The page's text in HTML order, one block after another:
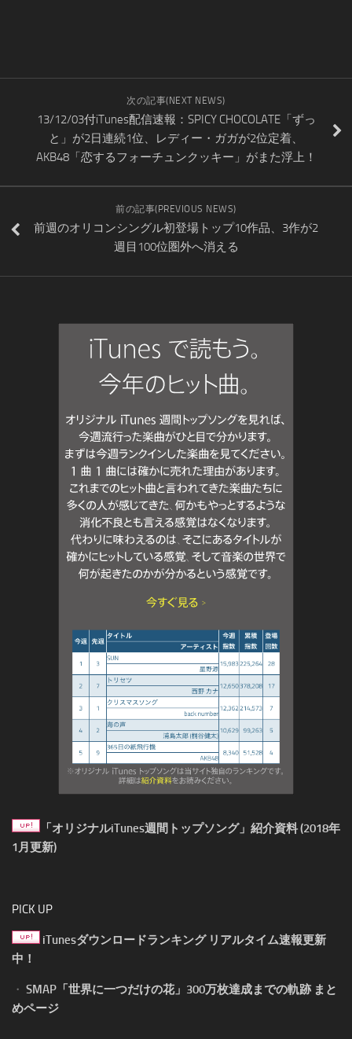
次の記事(NEXT NEWS)
13/12/03付iTunes配信速報：SPICY CHOCOLATE「ずっ
と」が2日連続1位、レディー・ガガが2位定着、
AKB48「恋するフォーチュンクッキー」がまた浮上！
前の記事(PREVIOUS NEWS)
前週のオリコンシングル初登場トップ10作品、3作が2
週目100位圏外へ消える
「オリジナルiTunes週間トップソング」紹介資料 (2018年
1月更新)
PICK UP
iTunesダウンロードランキング リアルタイム速報更新
中！
・ SMAP「世界に一つだけの花」300万枚達成までの軌跡 まと
めページ